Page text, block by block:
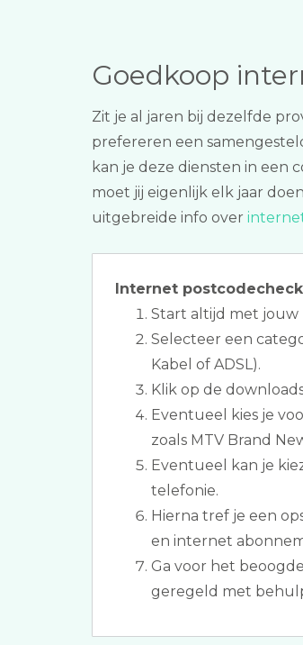
Goedkoop
Zit je al jaren bij dezelfde
prefereren een
kan je deze diensten in een
moet jij eigenlijk elk jaar
uitgebreide info over
Internet postcodecheck
Start altijd met jouw
Selecteer een
Kabel of ADSL).
Klik op de
Eventueel kies je
zoals MTV Brand
Eventueel kan je
telefonie.
Hierna tref je een
en internet
Ga voor het
geregeld met